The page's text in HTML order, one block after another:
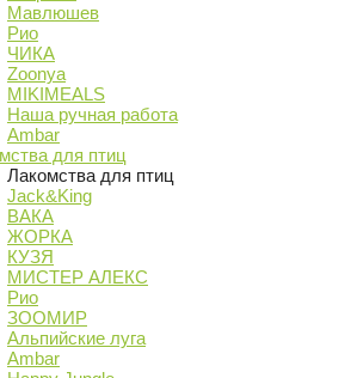
Мавлюшев
Рио
ЧИКА
Zoonya
MIKIMEALS
Наша ручная работа
Ambar
для птиц
Лакомства для птиц
Jack&King
ВАКА
ЖОРКА
КУЗЯ
МИСТЕР АЛЕКС
Рио
ЗООМИР
Альпийские луга
Ambar